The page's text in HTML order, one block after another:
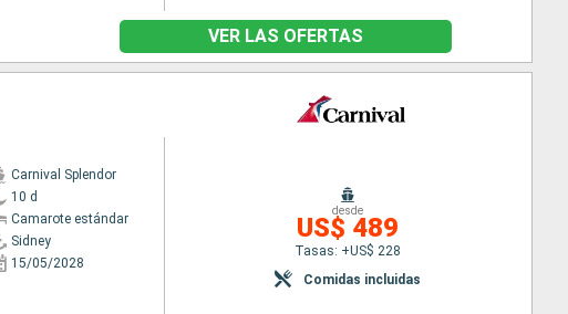
VER LAS OFERTAS
Carnival Splendor
10 d
Camarote estándar
Sidney
15/05/2028
desde
US$ 489
Tasas: +US$ 228
Comidas incluidas